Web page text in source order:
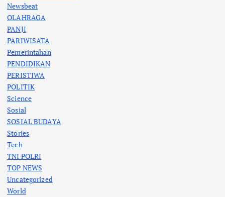
Newsbeat
OLAHRAGA
PANJI
PARIWISATA
Pemerintahan
PENDIDIKAN
PERISTIWA
POLITIK
Science
Sosial
SOSIAL BUDAYA
Stories
Tech
TNI POLRI
TOP NEWS
Uncategorized
World